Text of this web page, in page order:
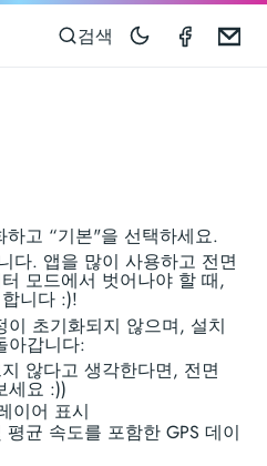
검색
고 “기본"을 선택하세요.
다. 앱을 많이 사용하고 전면
모드에서 벗어나야 할 때,
니다 :)!
초기화되지 않으며, 설치
아갑니다:
않다고 생각한다면, 전면
세요 :))
이어 표시
균 속도를 포함한 GPS 데이